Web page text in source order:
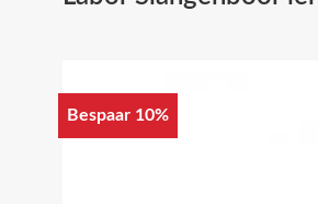
Bespaar 10%